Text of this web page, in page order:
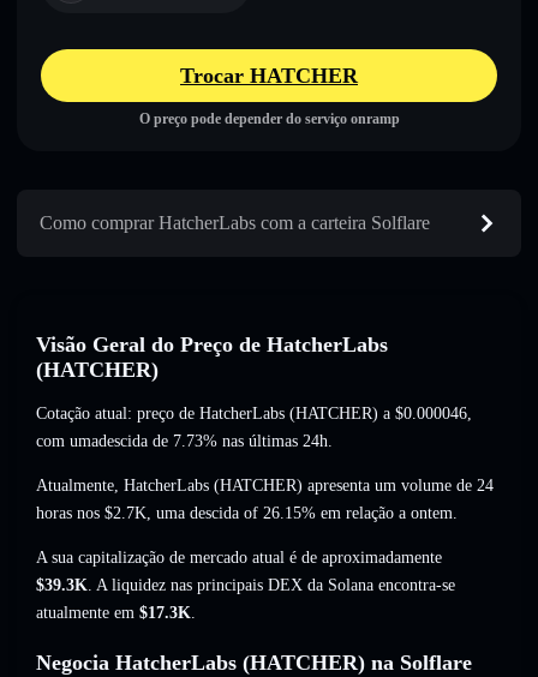
Trocar HATCHER
O preço pode depender do serviço onramp
Como comprar HatcherLabs com a carteira Solflare
Visão Geral do Preço de HatcherLabs
(HATCHER)
Cotação atual: preço de HatcherLabs (HATCHER) a $0.000046,
com umadescida de 7.73% nas últimas 24h.
Atualmente, HatcherLabs (HATCHER) apresenta um volume de 24
horas nos $2.7K, uma descida of 26.15% em relação a ontem.
A sua capitalização de mercado atual é de aproximadamente
$39.3K. A liquidez nas principais DEX da Solana encontra-se
atualmente em $17.3K.
Negocia HatcherLabs (HATCHER) na Solflare